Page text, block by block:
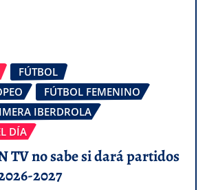
FÚTBOL
FÚTBOL FEMENINO
IBERDROLA
DÍA
TV no sabe si dará partidos
2027